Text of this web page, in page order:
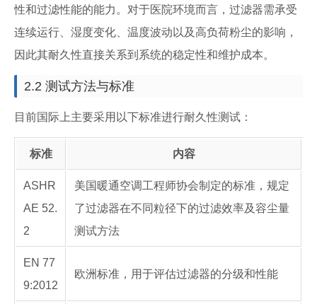
性和过滤性能的能力。对于医院环境而言，过滤器需承受
连续运行、湿度变化、温度波动以及高负荷粉尘的影响，
因此其耐久性直接关系到系统的稳定性和维护成本。
2.2 测试方法与标准
目前国际上主要采用以下标准进行耐久性测试：
标准 内容
ASHR
AE 52.
2
美国暖通空调工程师协会制定的标准，规定
了过滤器在不同粒径下的过滤效率及容尘量
测试方法
EN 77
9:2012
欧洲标准，用于评估过滤器的分级和性能